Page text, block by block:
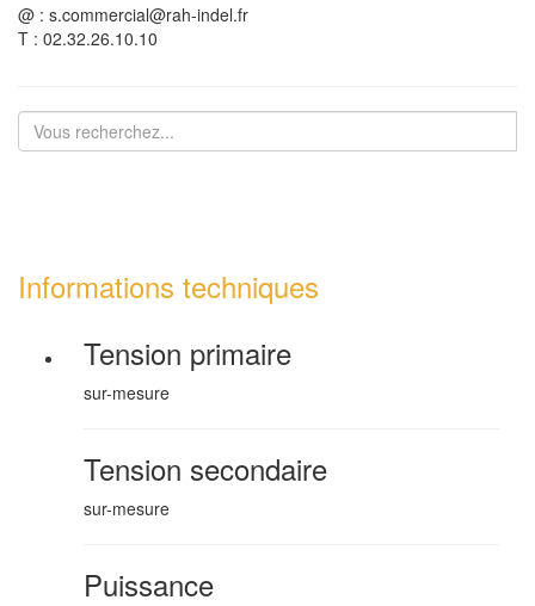
@ : s.commercial@rah-indel.fr
T : 02.32.26.10.10
Informations techniques
Tension primaire
sur-mesure
Tension secondaire
sur-mesure
Puissance